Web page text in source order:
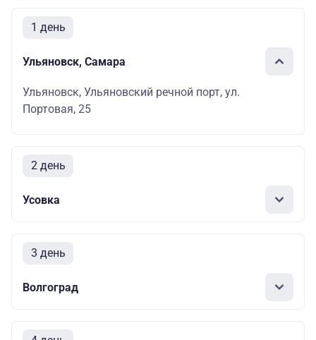
1 день
Ульяновск, Самара
Ульяновск, Ульяновский речной порт, ул.
Портовая, 25
2 день
Усовка
3 день
Волгоград